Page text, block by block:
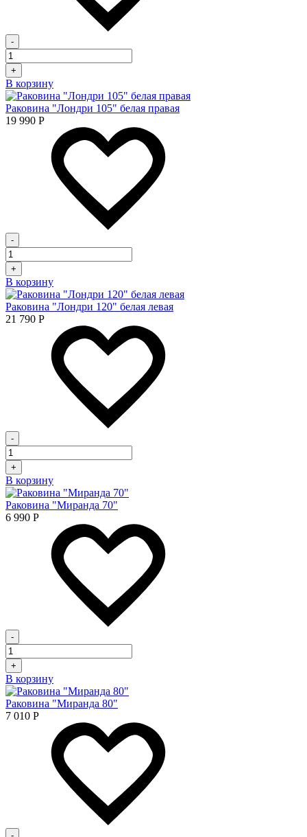
-
+
В корзину
Раковина "Лондри 105" белая правая
19 990 Р
-
+
В корзину
Раковина "Лондри 120" белая левая
21 790 Р
-
+
В корзину
Раковина "Миранда 70"
6 990 Р
-
+
В корзину
Раковина "Миранда 80"
7 010 Р
-